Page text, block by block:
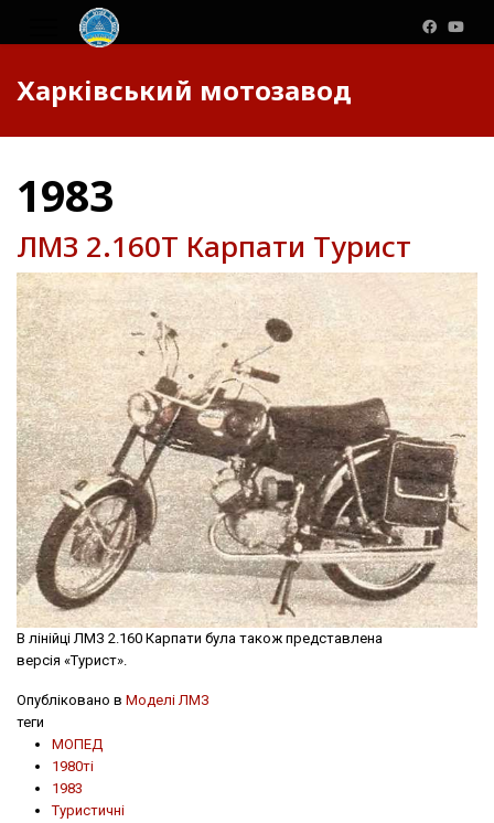
Харківський мотозавод
1983
ЛМЗ 2.160Т Карпати Турист
В лінійці ЛМЗ 2.160 Карпати була також представлена
версія «Турист».
Опубліковано в Моделі ЛМЗ
теги
МОПЕД
1980ті
1983
Туристичні